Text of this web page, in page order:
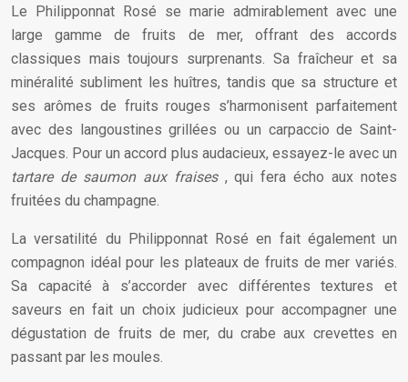
Le Philipponnat Rosé se marie admirablement avec une
large gamme de fruits de mer, offrant des accords
classiques mais toujours surprenants. Sa fraîcheur et sa
minéralité subliment les huîtres, tandis que sa structure et
ses arômes de fruits rouges s’harmonisent parfaitement
avec des langoustines grillées ou un carpaccio de Saint-
Jacques. Pour un accord plus audacieux, essayez-le avec un
tartare de saumon aux fraises , qui fera écho aux notes
fruitées du champagne.
La versatilité du Philipponnat Rosé en fait également un
compagnon idéal pour les plateaux de fruits de mer variés.
Sa capacité à s’accorder avec différentes textures et
saveurs en fait un choix judicieux pour accompagner une
dégustation de fruits de mer, du crabe aux crevettes en
passant par les moules.